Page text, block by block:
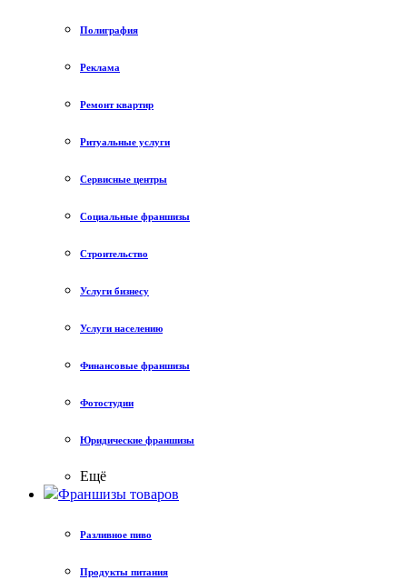
Полиграфия
Реклама
Ремонт квартир
Ритуальные услуги
Сервисные центры
Социальные франшизы
Строительство
Услуги бизнесу
Услуги населению
Финансовые франшизы
Фотостудии
Юридические франшизы
Ещё
Франшизы товаров
Разливное пиво
Продукты питания